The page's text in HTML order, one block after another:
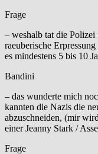
Frage
– weshalb tat die
raeuberische
es mindestens 5 bis 10
Bandini
– das wunderte mich
kannten die Nazis die
abzuschneiden, (mir
einer Jeanny Stark /
Frage